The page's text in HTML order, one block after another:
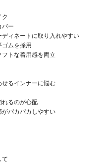
ク
バー
ディネートに取り入れやすい
ゴムを採用
フトな着用感を両立
せるインナーに悩む
れるのが心配
がパカパカしやすい
て